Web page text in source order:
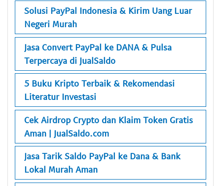
Solusi PayPal Indonesia & Kirim Uang Luar
Negeri Murah
Jasa Convert PayPal ke DANA & Pulsa
Terpercaya di JualSaldo
5 Buku Kripto Terbaik & Rekomendasi
Literatur Investasi
Cek Airdrop Crypto dan Klaim Token Gratis
Aman | JualSaldo.com
Jasa Tarik Saldo PayPal ke Dana & Bank
Lokal Murah Aman